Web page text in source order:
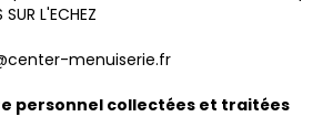
L'ECHEZ
menuiserie.fr
personnel collectées et traitées